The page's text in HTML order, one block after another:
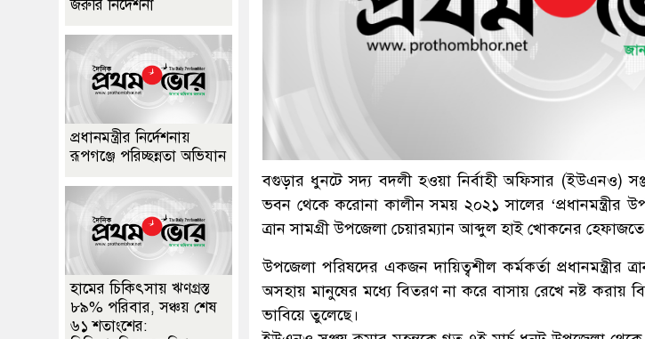
বগুড়ার ধুনটে সদ্য বদলী হওয়া নির্বাহী অফিসার (ইউএনও)
ভবন থেকে করোনা কালীন সময় ২০২১ সালের ‘প্রধানমন্ত্রীর
ত্রান সামগ্রী উপজেলা চেয়ারম্যান আব্দুল হাই খোকনের হেফাজতে
উপজেলা পরিষদের একজন দায়িত্বশীল কর্মকর্তা প্রধানমন্ত্রীর
অসহায় মানুষের মধ্যে বিতরণ না করে বাসায় রেখে নষ্ট করায়
ভাবিয়ে তুলেছে।
জরুরি নির্দেশনা
প্রধানমন্ত্রীর নির্দেশনায়
রূপগঞ্জে পরিচ্ছন্নতা অভিযান
হামের চিকিৎসায় ঋণগ্রস্ত
৮৯% পরিবার, সঞ্চয় শেষ
৬১ শতাংশের: